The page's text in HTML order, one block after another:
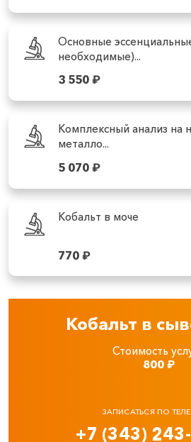
Основные
необходимые)...
3 550₽
Комплексный анализ на
металло...
5 070₽
Кобальт в моче
770₽
Кобальт в
Стоимость
800₽
ЗАПИСАТЬСЯ ПО
+7 (343)